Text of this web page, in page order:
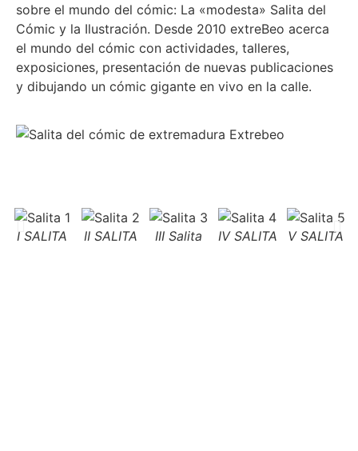
sobre el mundo del cómic: La «modesta» Salita del
Cómic y la Ilustración. Desde 2010 extreBeo acerca
el mundo del cómic con actividades, talleres,
exposiciones, presentación de nuevas publicaciones
y dibujando un cómic gigante en vivo en la calle.
I SALITA II SALITA III Salita IV SALITA V SALITA